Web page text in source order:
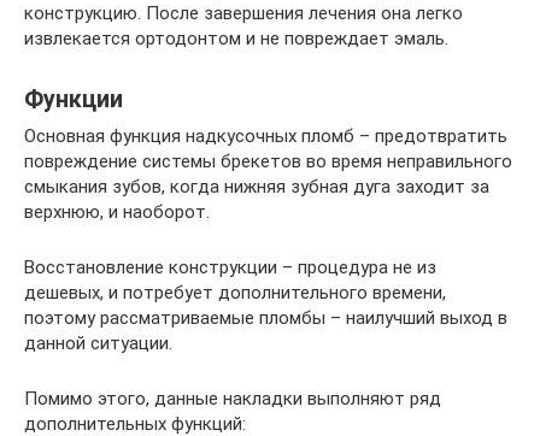
конструкцию. После завершения лечения она легко
извлекается ортодонтом и не повреждает эмаль.
Функции
Основная функция надкусочных пломб – предотвратить
повреждение системы брекетов во время неправильного
смыкания зубов, когда нижняя зубная дуга заходит за
верхнюю, и наоборот.
Восстановление конструкции – процедура не из
дешевых, и потребует дополнительного времени,
поэтому рассматриваемые пломбы – наилучший выход в
данной ситуации.
Помимо этого, данные накладки выполняют ряд
дополнительных функций: